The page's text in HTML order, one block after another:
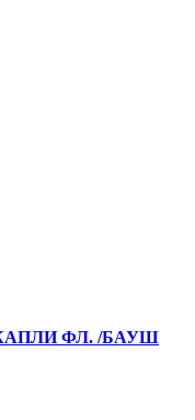
ФЛ. /БАУШ